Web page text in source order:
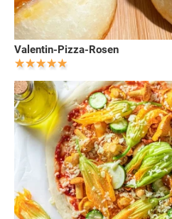
Valentin-Pizza-Rosen